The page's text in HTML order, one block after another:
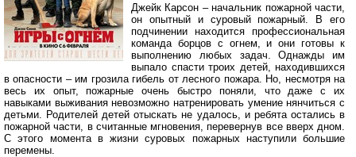
Джейк Карсон – начальник пожарной части,
он опытный и суровый пожарный. В его
подчинении находится профессиональная
команда борцов с огнем, и они готовы к
выполнению любых задач. Однажды им
выпало спасти троих детей, находившихся
в опасности – им грозила гибель от лесного пожара. Но, несмотря на
весь их опыт, пожарные очень быстро поняли, что даже с их
навыками выживания невозможно натренировать умение нянчиться с
детьми. Родителей детей отыскать не удалось, и ребята остались в
пожарной части, в считанные мгновения, перевернув все вверх дном.
С этого момента в жизни суровых пожарных наступили большие
перемены.